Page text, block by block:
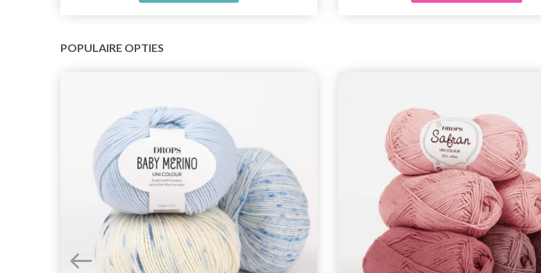
POPULAIRE OPTIES